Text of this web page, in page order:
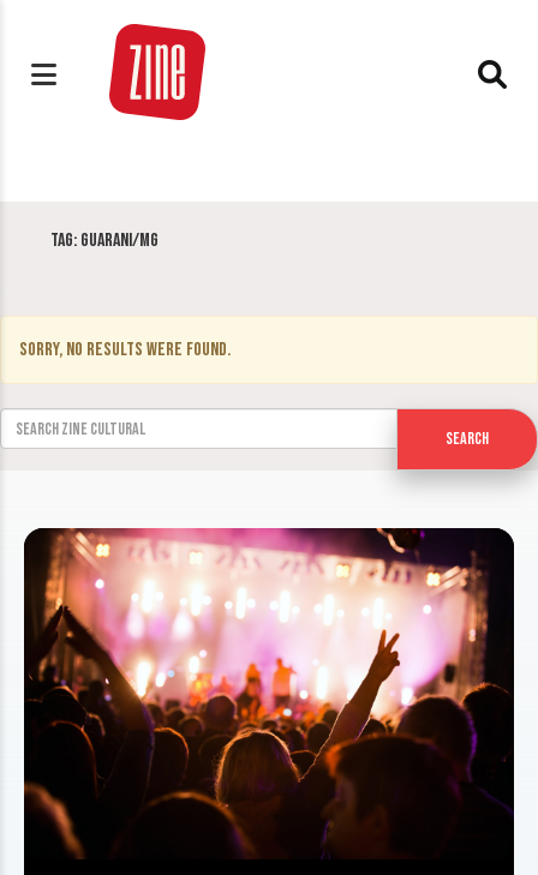
Tag: Guarani/MG
Sorry, no results were found.
Search for:
Search